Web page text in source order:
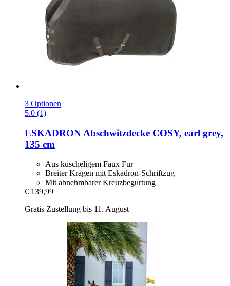
3 Optionen
5.0 (1)
ESKADRON Abschwitzdecke COSY, earl grey,
135 cm
Aus kuscheligem Faux Fur
Breiter Kragen mit Eskadron-Schriftzug
Mit abnehmbarer Kreuzbegurtung
€ 139,99
Gratis Zustellung bis 11. August